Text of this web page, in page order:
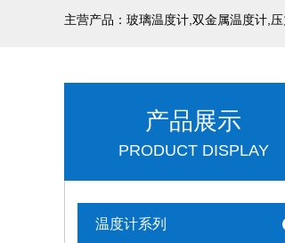
产品展示
PRODUCT DISPLAY
温度计系列